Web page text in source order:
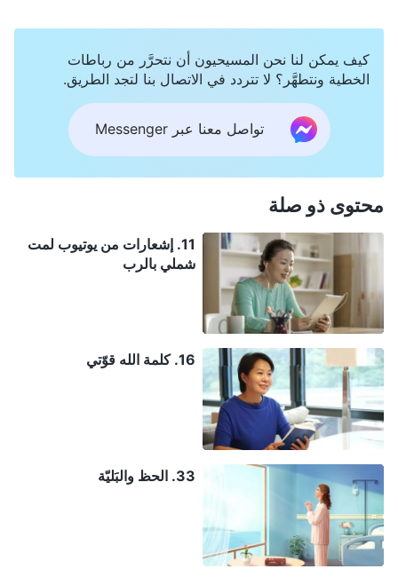
كيف يمكن لنا نحن المسيحيون أن نتحرَّر من رباطات
الخطية ونتطهَّر؟ لا تتردد في الاتصال بنا لتجد الطريق.
تواصل معنا عبر Messenger
محتوى ذو صلة
11. إشعارات من يوتيوب لمت
شملي بالرب
16. كلمة الله قوّتي
33. الحظ والبَليّة